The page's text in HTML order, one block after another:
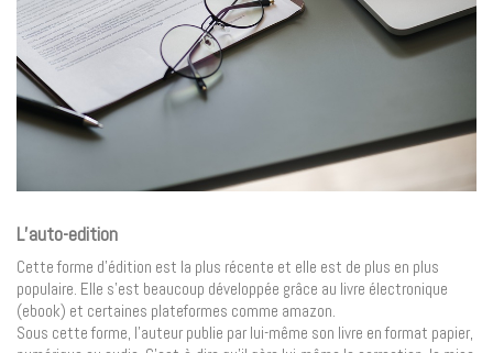
L’auto-edition
Cette forme d’édition est la plus récente et elle est de plus en plus
populaire. Elle s’est beaucoup développée grâce au livre électronique
(ebook) et certaines plateformes comme amazon.
Sous cette forme, l’auteur publie par lui-même son livre en format papier,